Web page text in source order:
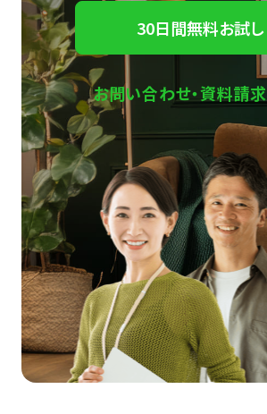
30日間無料お試し
お問い合わせ・資料請求